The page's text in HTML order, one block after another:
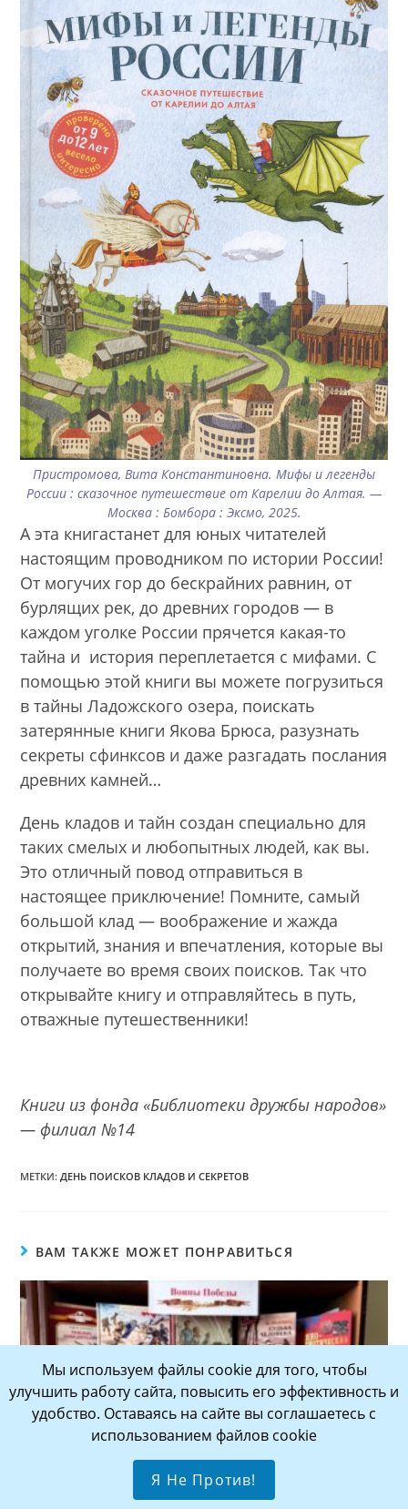
Пристромова, Вита Константиновна. Мифы и легенды
России : сказочное путешествие от Карелии до Алтая. —
Москва : Бомбора : Эксмо, 2025.
А эта книгастанет для юных читателей
настоящим проводником по истории России!
От могучих гор до бескрайних равнин, от
бурлящих рек, до древних городов — в
каждом уголке России прячется какая-то
тайна и история переплетается с мифами. С
помощью этой книги вы можете погрузиться
в тайны Ладожского озера, поискать
затерянные книги Якова Брюса, разузнать
секреты сфинксов и даже разгадать послания
древних камней…
День кладов и тайн создан специально для
таких смелых и любопытных людей, как вы.
Это отличный повод отправиться в
настоящее приключение! Помните, самый
большой клад — воображение и жажда
открытий, знания и впечатления, которые вы
получаете во время своих поисков. Так что
открывайте книгу и отправляйтесь в путь,
отважные путешественники!
Книги из фонда «Библиотеки дружбы народов»
— филиал №14
МЕТКИ:ДЕНЬ ПОИСКОВ КЛАДОВ И СЕКРЕТОВ
ВАМ ТАКЖЕ МОЖЕТ ПОНРАВИТЬСЯ
Мы используем файлы cookie для того, чтобы
улучшить работу сайта, повысить его эффективность и
удобство. Оставаясь на сайте вы соглашаетесь с
использованием файлов cookie
Я Не Против!